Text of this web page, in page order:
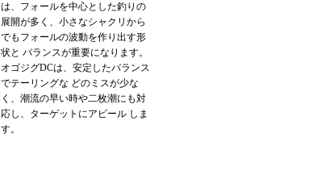
は、フォールを中心とした釣りの
展開が多く、小さなシャクリから
でもフォールの波動を作り出す形
状と バランスが重要になります。
オゴジグDCは、安定したバランス
でテーリングな どのミスが少な
く、潮流の早い時や二枚潮にも対
応し、ターゲットにアピール しま
す。